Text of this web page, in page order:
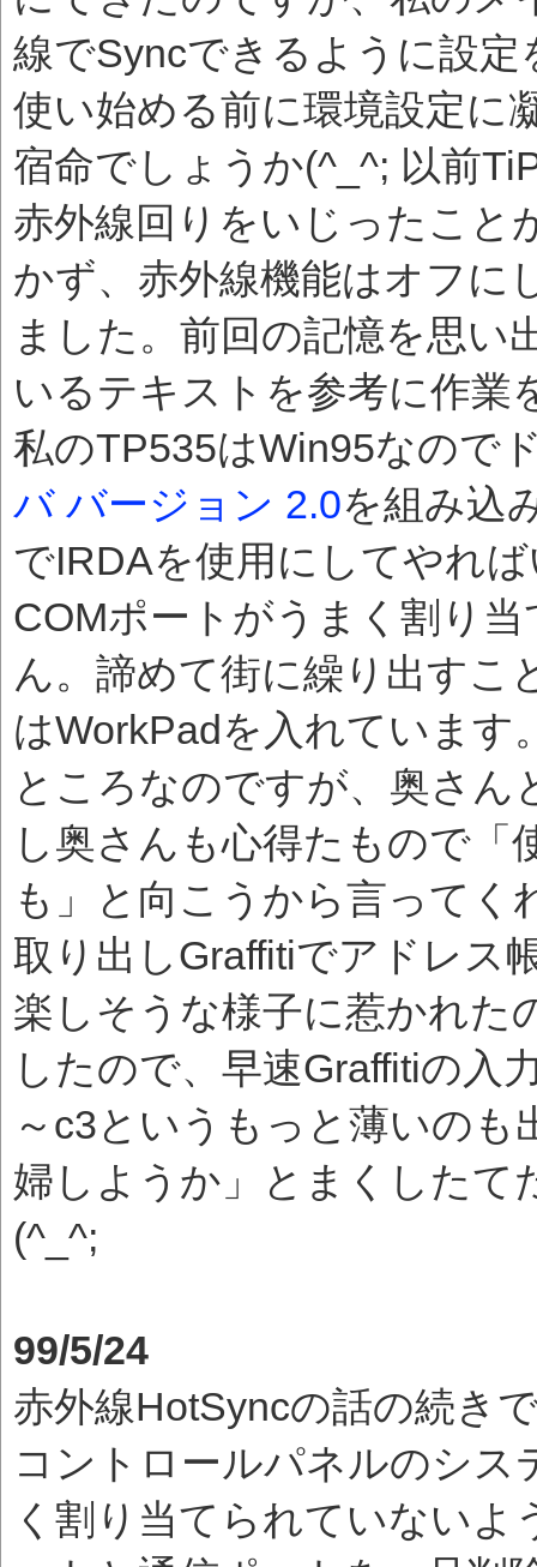
線でSyncできるように設
使い始める前に環境設定に
宿命でしょうか(^_^; 以前
赤外線回りをいじったこと
かず、赤外線機能はオフに
ました。前回の記憶を思い
いるテキストを参考に作業
私のTP535はWin95なので
バ バージョン 2.0を組み込
でIRDAを使用にしてやれ
COMポートがうまく割り
ん。諦めて街に繰り出すこ
はWorkPadを入れていま
ところなのですが、奥さん
し奥さんも心得たもので
も」と向こうから言ってく
取り出しGraffitiでアドレス
楽しそうな様子に惹かれた
したので、早速Graffitiの入
～c3というもっと薄いの
婦しようか」とまくしたて
(^_^;
99/5/24
赤外線HotSyncの話の続き
コントロールパネルのシス
く割り当てられていない